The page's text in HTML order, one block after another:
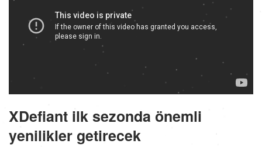
XDefiant ilk sezonda önemli
yenilikler getirecek